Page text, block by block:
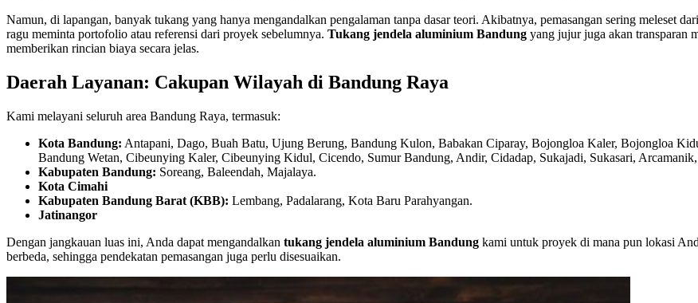
Namun, di lapangan, banyak tukang yang hanya mengandalkan pengalaman tanpa dasar teori. Akibatnya, pemasangan sering meleset
ragu meminta portofolio atau referensi dari proyek sebelumnya. Tukang jendela aluminium Bandung yang jujur juga akan transparan
memberikan rincian biaya secara jelas.
Daerah Layanan: Cakupan Wilayah di Bandung Raya
Kami melayani seluruh area Bandung Raya, termasuk:
Kota Bandung: Antapani, Dago, Buah Batu, Ujung Berung, Bandung Kulon, Babakan Ciparay, Bojongloa Kaler, Bojongloa
Bandung Wetan, Cibeunying Kaler, Cibeunying Kidul, Cicendo, Sumur Bandung, Andir, Cidadap, Sukajadi, Sukasari,
Kabupaten Bandung: Soreang, Baleendah, Majalaya.
Kota Cimahi
Kabupaten Bandung Barat (KBB): Lembang, Padalarang, Kota Baru Parahyangan.
Jatinangor
Dengan jangkauan luas ini, Anda dapat mengandalkan tukang jendela aluminium Bandung kami untuk proyek di mana pun lokasi
berbeda, sehingga pendekatan pemasangan juga perlu disesuaikan.